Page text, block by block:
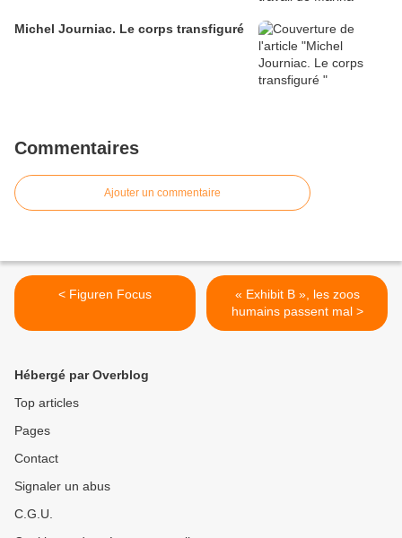
Michel Journiac. Le corps transfiguré
Commentaires
Ajouter un commentaire
< Figuren Focus
« Exhibit B », les zoos
humains passent mal >
Hébergé par Overblog
Top articles
Pages
Contact
Signaler un abus
C.G.U.